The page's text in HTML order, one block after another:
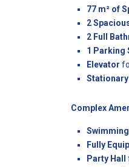
77 m² of
2
2 Full
1 Parking
Elevator
Complex
Swimming
Fully
Party Hall